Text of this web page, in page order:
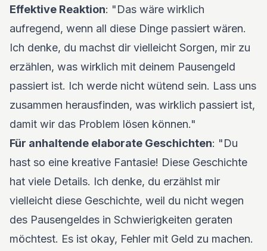
Effektive Reaktion: "Das wäre wirklich
aufregend, wenn all diese Dinge passiert wären.
Ich denke, du machst dir vielleicht Sorgen, mir zu
erzählen, was wirklich mit deinem Pausengeld
passiert ist. Ich werde nicht wütend sein. Lass uns
zusammen herausfinden, was wirklich passiert ist,
damit wir das Problem lösen können."
Für anhaltende elaborate Geschichten: "Du
hast so eine kreative Fantasie! Diese Geschichte
hat viele Details. Ich denke, du erzählst mir
vielleicht diese Geschichte, weil du nicht wegen
des Pausengeldes in Schwierigkeiten geraten
möchtest. Es ist okay, Fehler mit Geld zu machen.